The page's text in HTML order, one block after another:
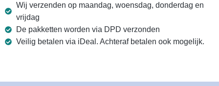
Wij verzenden op maandag, woensdag, donderdag en
vrijdag
De pakketten worden via DPD verzonden
Veilig betalen via iDeal. Achteraf betalen ook mogelijk.